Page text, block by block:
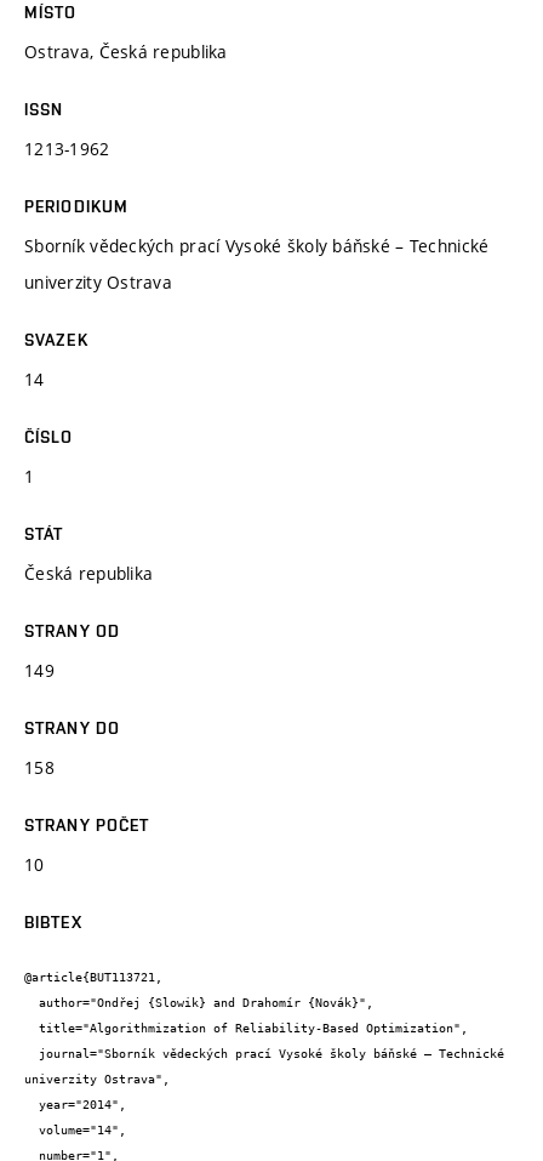
MÍSTO
Ostrava, Česká republika
ISSN
1213-1962
PERIODIKUM
Sborník vědeckých prací Vysoké školy báňské – Technické
univerzity Ostrava
SVAZEK
14
ČÍSLO
1
STÁT
Česká republika
STRANY OD
149
STRANY DO
158
STRANY POČET
10
BIBTEX
@article{BUT113721,
univerzity Ostrava",